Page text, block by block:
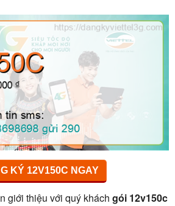
KÝ 12V150C NGAY
giới thiệu với quý khách gói 12v150c